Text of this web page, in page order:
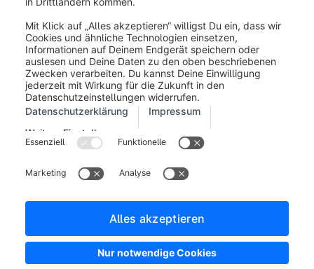
Allgemeine Geschäftsbedingungen
Entwickler Newsletter
Shopware Webseite
Cookie-Einstellungen